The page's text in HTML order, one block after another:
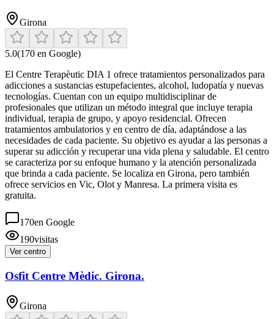
Girona
5.0(170 en Google)
El Centre Terapèutic DIA 1 ofrece tratamientos personalizados para
adicciones a sustancias estupefacientes, alcohol, ludopatía y nuevas
tecnologías. Cuentan con un equipo multidisciplinar de
profesionales que utilizan un método integral que incluye terapia
individual, terapia de grupo, y apoyo residencial. Ofrecen
tratamientos ambulatorios y en centro de día, adaptándose a las
necesidades de cada paciente. Su objetivo es ayudar a las personas a
superar su adicción y recuperar una vida plena y saludable. El centro
se caracteriza por su enfoque humano y la atención personalizada
que brinda a cada paciente. Se localiza en Girona, pero también
ofrece servicios en Vic, Olot y Manresa. La primera visita es
gratuita.
170en Google
190visitas
Ver centro
Osfit Centre Mèdic. Girona.
Girona